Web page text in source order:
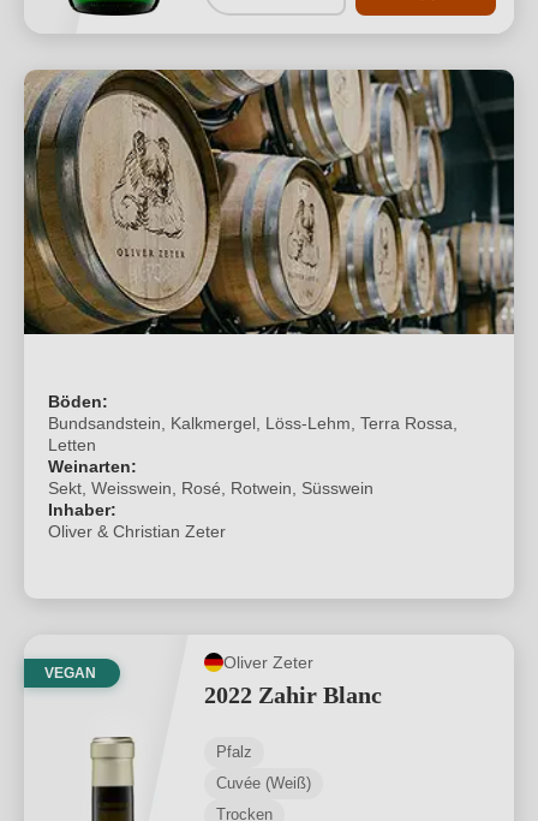
Böden:
Bundsandstein, Kalkmergel, Löss-Lehm, Terra Rossa,
Letten
Weinarten:
Sekt, Weisswein, Rosé, Rotwein, Süsswein
Inhaber:
Oliver & Christian Zeter
VEGAN
Oliver Zeter
2022 Zahir Blanc
Pfalz
Cuvée (Weiß)
Trocken